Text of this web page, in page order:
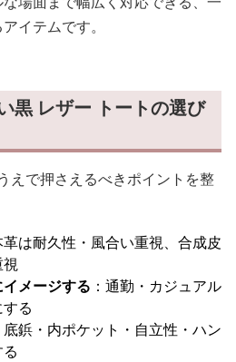
イテムです。
黒 レザー トートの選び
えで押さえるべきポイントを整
革は耐久性・風合い重視、合成皮
視
メージする ：通勤・カジュアル
る
底鋲・内ポケット・自立性・ハン